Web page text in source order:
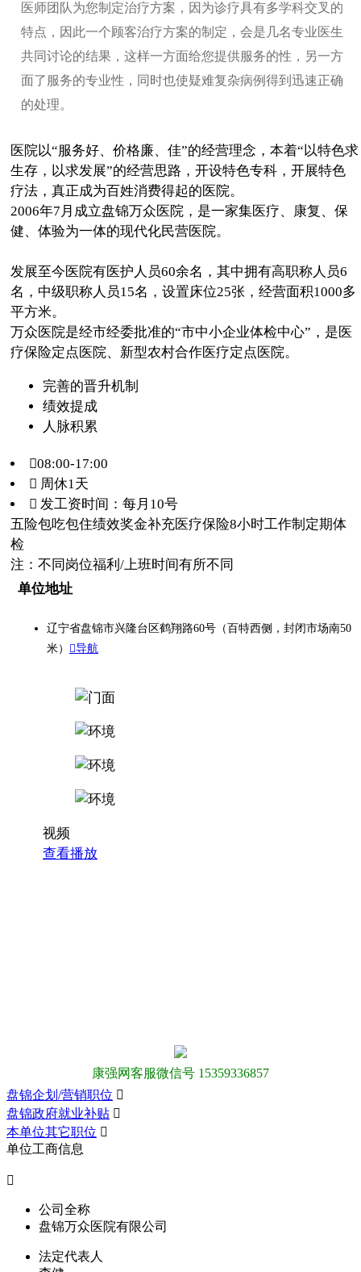
医师团队为您制定治疗方案，因为诊疗具有多学科交叉的
特点，因此一个顾客治疗方案的制定，会是几名专业医生
共同讨论的结果，这样一方面给您提供服务的性，另一方
面了服务的专业性，同时也使疑难复杂病例得到迅速正确
的处理。
医院以“服务好、价格廉、佳”的经营理念，本着“以特色求
生存，以求发展”的经营思路，开设特色专科，开展特色
疗法，真正成为百姓消费得起的医院。
2006年7月成立盘锦万众医院，是一家集医疗、康复、保
健、体验为一体的现代化民营医院。
发展至今医院有医护人员60余名，其中拥有高职称人员6
名，中级职称人员15名，设置床位25张，经营面积1000多
平方米。
万众医院是经市经委批准的“市中小企业体检中心”，是医
疗保险定点医院、新型农村合作医疗定点医院。
完善的晋升机制
绩效提成
人脉积累
08:00-17:00
 周休1天
 发工资时间：每月10号
五险包吃包住绩效奖金补充医疗保险8小时工作制 定期体
检
注：不同岗位福利/上班时间有所不同
单位地址
辽宁省盘锦市兴隆台区鹤翔路60号（百特西侧，封闭市场南50
米） 导航
视频
查看播放
康强网客服微信号 15359336857
盘锦企划/营销职位 
盘锦政府就业补贴 
本单位其它职位 
单位工商信息

公司全称
盘锦万众医院有限公司
法定代表人